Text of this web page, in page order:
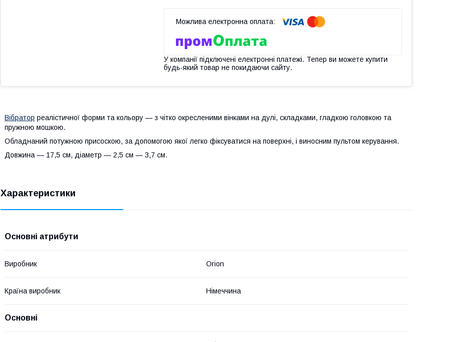
У компанії підключені електронні платежі. Тепер ви можете купити
будь-який товар не покидаючи сайту.
Вібратор реалістичної форми та кольору — з чітко окресленими вінками на дулі, складками, гладкою головкою та
пружною мошкою.
Обладнаний потужною присоскою, за допомогою якої легко фіксуватися на поверхні, і виносним пультом керування.
Довжина — 17,5 см, діаметр — 2,5 см — 3,7 см.
Характеристики
Основні атрибути
Виробник Orion
Країна виробник Німеччина
Основні